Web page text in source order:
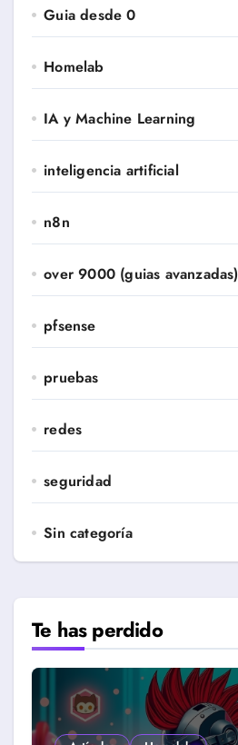
Guia desde 0
Homelab
IA y Machine Learning
inteligencia artificial
n8n
over 9000 (guias avanzadas)
pfsense
pruebas
redes
seguridad
Sin categoría
Te has perdido